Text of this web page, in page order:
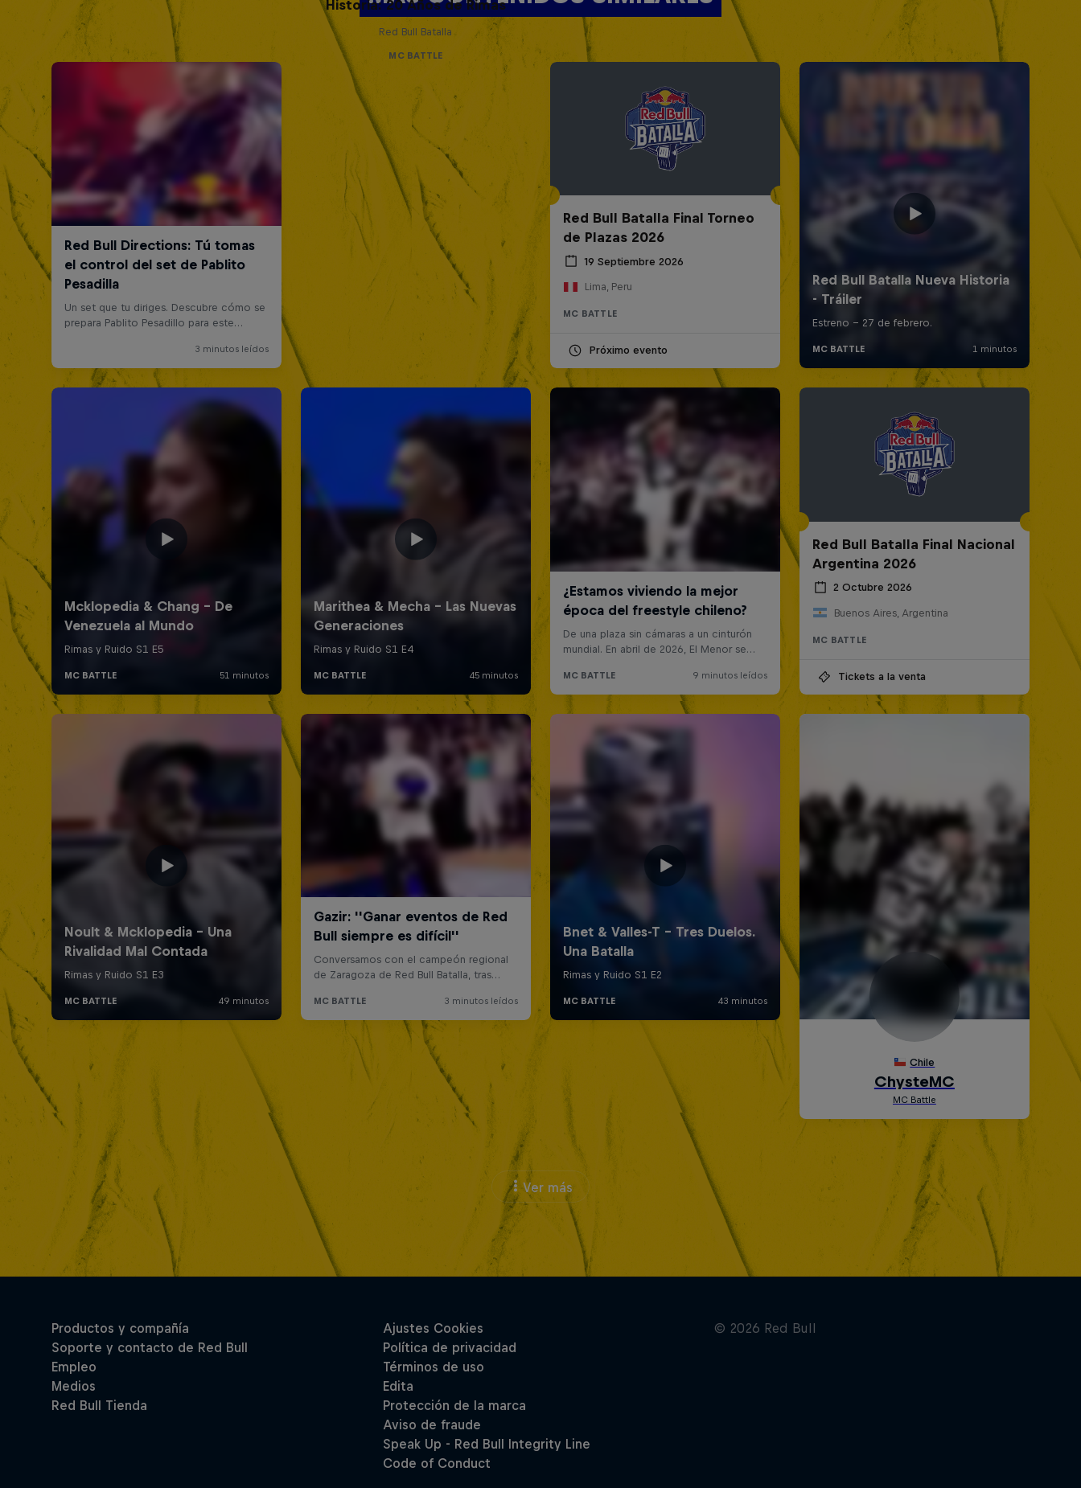
Historia: 20 Años de Rimas
Red Bull Batalla
MC BATTLE
Red Bull Batalla Final Torneo
de Plazas 2026
19 Septiembre 2026
Lima, Peru
MC BATTLE
Próximo evento
Red Bull Batalla Final Nacional
Argentina 2026
2 Octubre 2026
Buenos Aires, Argentina
MC BATTLE
Tickets a la venta
Ver más